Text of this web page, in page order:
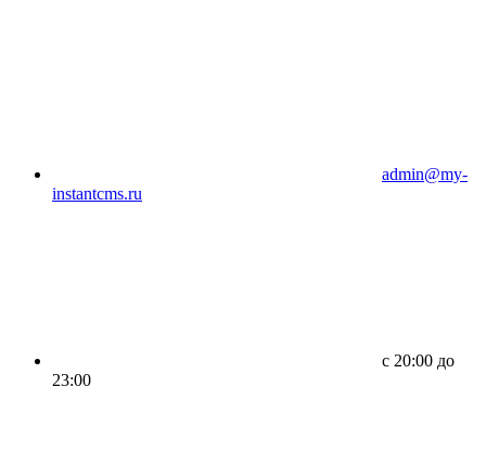
admin@my-
instantcms.ru
c 20:00 до
23:00